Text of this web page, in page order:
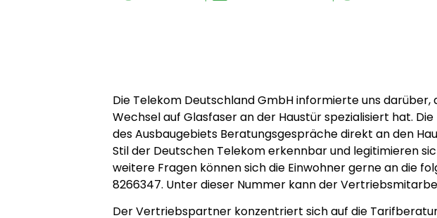
Die Telekom Deutschland GmbH informierte uns
Wechsel auf Glasfaser an der Haustür spezialisiert hat.
des Ausbaugebiets Beratungsgespräche direkt an den
Stil der Deutschen Telekom erkennbar und legitimieren
weitere Fragen können sich die Einwohner gerne an die
8266347. Unter dieser Nummer kann der
Der Vertriebspartner konzentriert sich auf die